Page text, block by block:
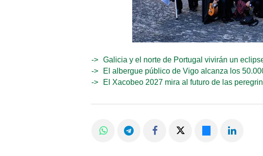
Galicia y el norte de Portugal vivirán un
El albergue público de Vigo alcanza los
El Xacobeo 2027 mira al futuro de las